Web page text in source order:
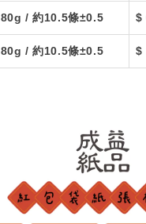
80g / 約10.5條±0.5 $
80g / 約10.5條±0.5 $